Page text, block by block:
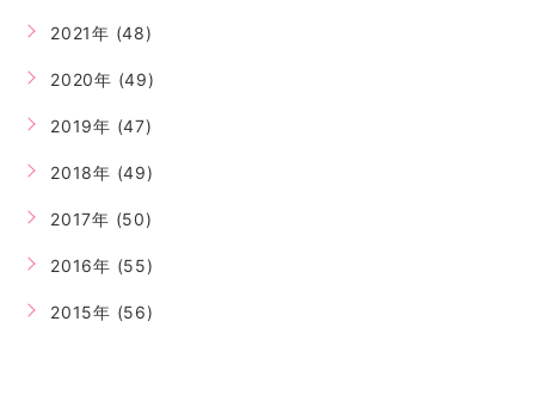
2021年 (48)
2020年 (49)
2019年 (47)
2018年 (49)
2017年 (50)
2016年 (55)
2015年 (56)